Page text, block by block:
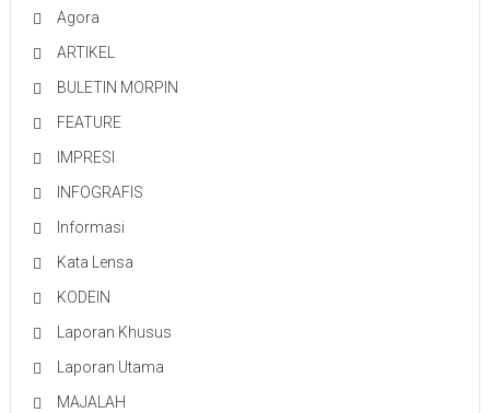
Agora
ARTIKEL
BULETIN MORPIN
FEATURE
IMPRESI
INFOGRAFIS
Informasi
Kata Lensa
KODEIN
Laporan Khusus
Laporan Utama
MAJALAH